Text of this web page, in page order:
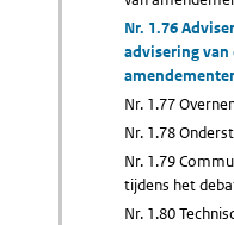
Nr. 1.76
advisering van
Nr. 1.77
Nr. 1.78
Nr. 1.79
tijdens het
Nr. 1.80